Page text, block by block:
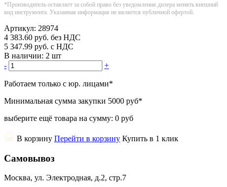
*Производитель оставляет за собой право без уведомления дилера менять внешний
вид инструмента. Указанная информация не является публичной офертой.
Артикул: 28974
4 383.60 руб. без НДС
5 347.99 руб. с НДС
В наличии: 2 шт
-
+
Работаем только с юр. лицами*
Минимальная сумма закупки 5000 руб*
выберите ещё товара на сумму: 0 руб
В корзину Перейти в корзину Купить в 1 клик
Самовывоз
Москва, ул. Электродная, д.2, стр.7